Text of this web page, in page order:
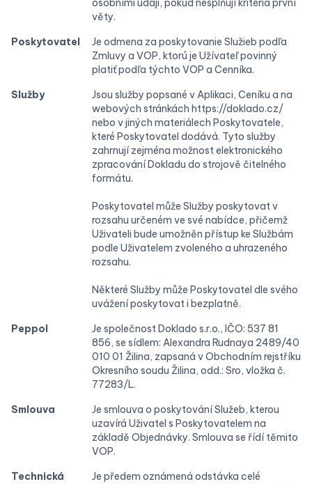
věty.
Poskytovatel
Je odmena za poskytovanie Služieb podľa
Zmluvy a VOP, ktorú je Užívateľ povinný
platiť podľa týchto VOP a Cenníka.
Služby
Jsou služby popsané v Aplikaci, Ceníku a na
webových stránkách https://doklado.cz/
nebo v jiných materiálech Poskytovatele,
které Poskytovatel dodává. Tyto služby
zahrnují zejména možnost elektronického
zpracování Dokladu do strojově čitelného
formátu.
Poskytovatel může Služby poskytovat v
rozsahu určeném ve své nabídce, přičemž
Uživateli bude umožněn přístup ke Službám
podle Uživatelem zvoleného a uhrazeného
rozsahu.
Některé Služby může Poskytovatel dle svého
uvážení poskytovat i bezplatně.
Peppol
Je společnost Doklado s.r.o., IČO: 537 81
856, se sídlem: Alexandra Rudnaya 2489/40
010 01 Žilina, zapsaná v Obchodním rejstříku
Okresního soudu Žilina, odd.: Sro, vložka č.
77283/L.
Smlouva
Je smlouva o poskytování Služeb, kterou
uzavírá Uživatel s Poskytovatelem na
základě Objednávky. Smlouva se řídí těmito
VOP.
Technická
Je předem oznámená odstávka celé